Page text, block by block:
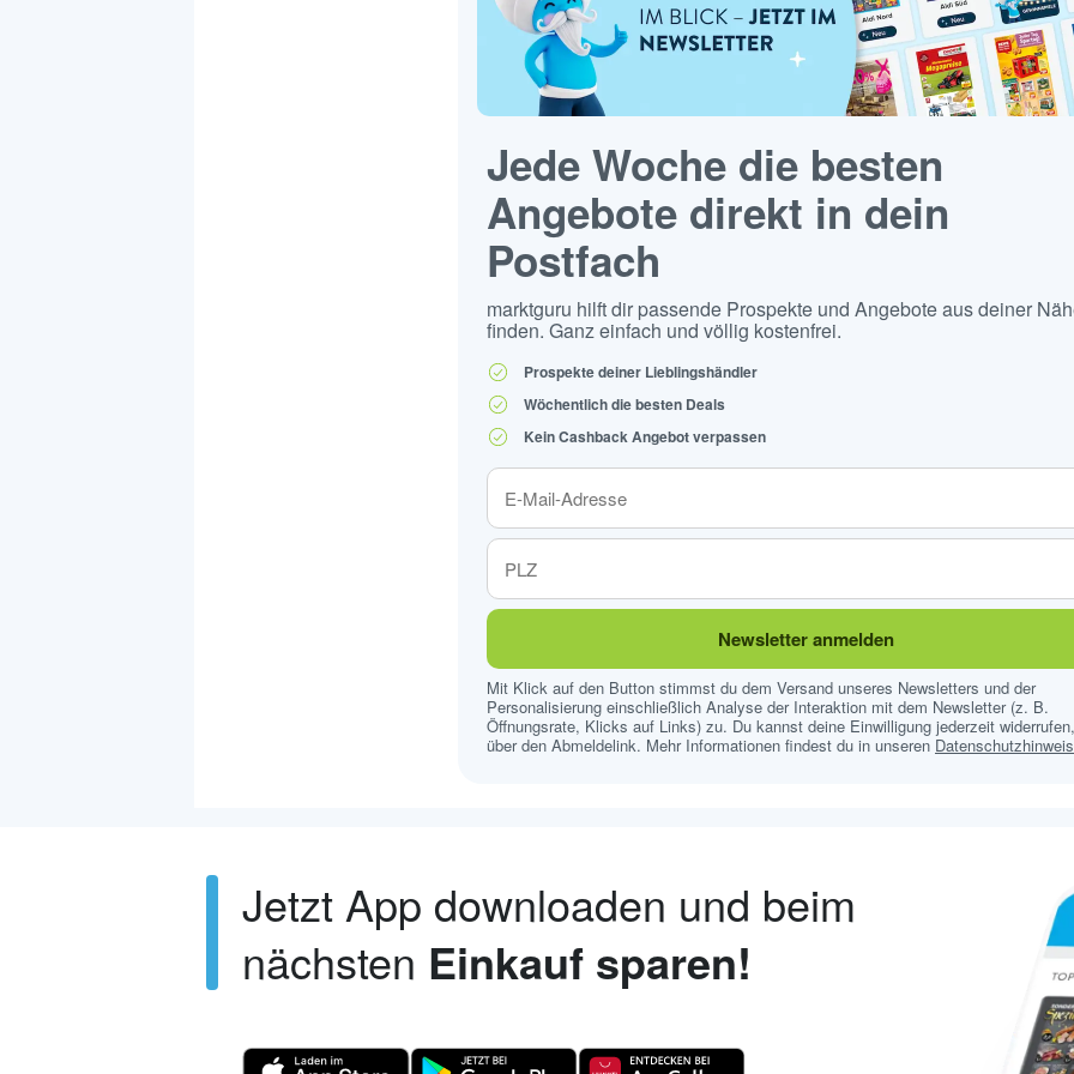
Jede Woche die besten
Angebote direkt in dein
Postfach
marktguru hilft dir passende Prospekte und Angebote aus deiner
finden. Ganz einfach und völlig kostenfrei.
Prospekte deiner Lieblingshändler
Wöchentlich die besten Deals
Kein Cashback Angebot verpassen
Newsletter anmelden
Mit Klick auf den Button stimmst du dem Versand unseres Newsletters und der
Personalisierung einschließlich Analyse der Interaktion mit dem Newsletter (z. B.
Öffnungsrate, Klicks auf Links) zu. Du kannst deine Einwilligung jederzeit
über den Abmeldelink. Mehr Informationen findest du in unseren
Jetzt App downloaden und beim
nächsten Einkauf sparen!